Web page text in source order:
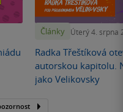
Články Úterý 4. srpna
Radka Třeštíková
autorskou kapitolu.
jako Velikovsky